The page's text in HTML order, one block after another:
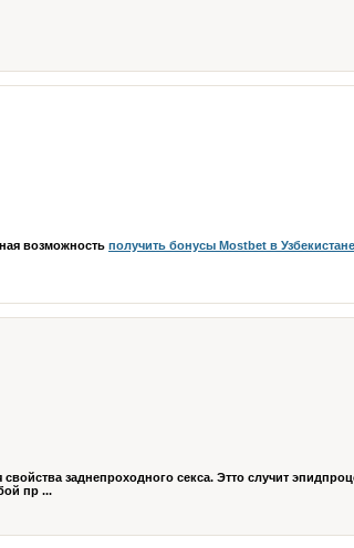
возможность получить бонусы Mostbet в Узбекистане
заднепроходного секса. Этто случит
пр ...